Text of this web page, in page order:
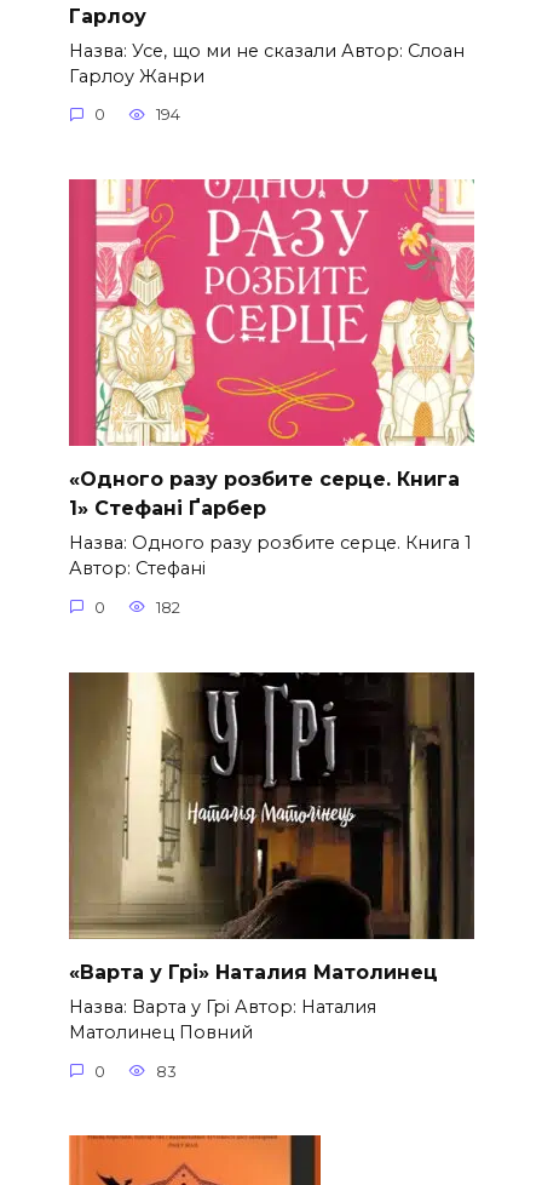
Гарлоу
Назва: Усе, що ми не сказали Автор: Слоан
Гарлоу Жанри
0 194
«Одного разу розбите серце. Книга
1» Стефані Ґарбер
Назва: Одного разу розбите серце. Книга 1
Автор: Стефані
0 182
«Варта у Грі» Наталия Матолинец
Назва: Варта у Грі Автор: Наталия
Матолинец Повний
0 83